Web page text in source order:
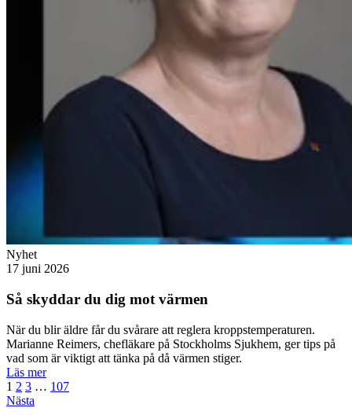
Nyhet
17 juni 2026
Så skyddar du dig mot värmen
När du blir äldre får du svårare att reglera kroppstemperaturen.
Marianne Reimers, chefläkare på Stockholms Sjukhem, ger tips på
vad som är viktigt att tänka på då värmen stiger.
Läs mer
1 2 3 … 107
Nästa